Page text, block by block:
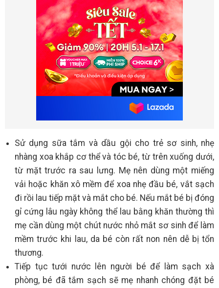
Sử dụng sữa tắm và dầu gội cho trẻ sơ sinh, nhẹ
nhàng xoa khắp cơ thể và tóc bé, từ trên xuống dưới,
từ mặt trước ra sau lưng. Mẹ nên dùng một miếng
vải hoặc khăn xô mềm để xoa nhẹ đầu bé, vắt sạch
đi rồi lau tiếp mặt và mắt cho bé. Nếu mắt bé bị đóng
gỉ cứng lâu ngày không thể lau bằng khăn thường thì
mẹ cần dùng một chút nước nhỏ mắt sơ sinh để làm
mềm trước khi lau, da bé còn rất non nên dễ bị tổn
thương.
Tiếp tục tưới nước lên người bé để làm sạch xà
phòng, bé đã tắm sạch sẽ mẹ nhanh chóng đặt bé